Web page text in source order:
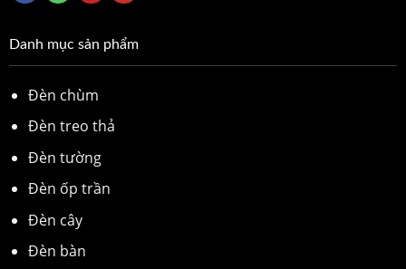
Danh mục sản phẩm
Đèn chùm
Đèn treo thả
Đèn tường
Đèn ốp trần
Đèn cây
Đèn bàn